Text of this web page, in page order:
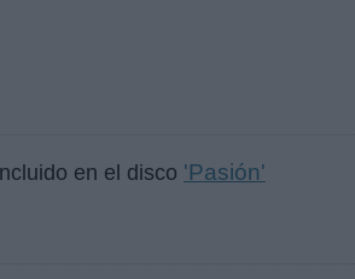
en el disco 'Pasión'